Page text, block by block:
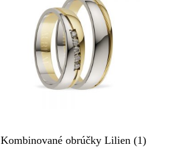
Kombinované obrúčky Lilien (1)